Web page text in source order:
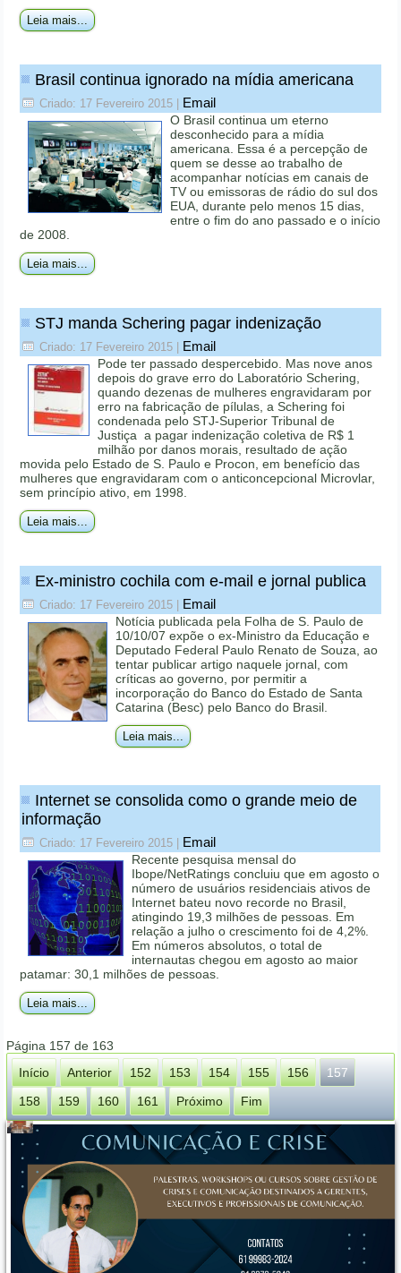
Leia mais...
Brasil continua ignorado na mídia americana
Criado: 17 Fevereiro 2015 Email
O Brasil continua um eterno
desconhecido para a mídia
americana. Essa é a percepção de
quem se desse ao trabalho de
acompanhar notícias em canais de
TV ou emissoras de rádio do sul dos
EUA, durante pelo menos 15 dias,
entre o fim do ano passado e o início
de 2008.
Leia mais...
STJ manda Schering pagar indenização
Criado: 17 Fevereiro 2015 Email
Pode ter passado despercebido. Mas nove anos
depois do grave erro do Laboratório Schering,
quando dezenas de mulheres engravidaram por
erro na fabricação de pílulas, a Schering foi
condenada pelo STJ-Superior Tribunal de
Justiça a pagar indenização coletiva de R$ 1
milhão por danos morais, resultado de ação
movida pelo Estado de S. Paulo e Procon, em benefício das
mulheres que engravidaram com o anticoncepcional Microvlar,
sem princípio ativo, em 1998.
Leia mais...
Ex-ministro cochila com e-mail e jornal publica
Criado: 17 Fevereiro 2015 Email
Notícia publicada pela Folha de S. Paulo de
10/10/07 expõe o ex-Ministro da Educação e
Deputado Federal Paulo Renato de Souza, ao
tentar publicar artigo naquele jornal, com
críticas ao governo, por permitir a
incorporação do Banco do Estado de Santa
Catarina (Besc) pelo Banco do Brasil.
Leia mais...
Internet se consolida como o grande meio de
informação
Criado: 17 Fevereiro 2015 Email
Recente pesquisa mensal do
Ibope/NetRatings concluiu que em agosto o
número de usuários residenciais ativos de
Internet bateu novo recorde no Brasil,
atingindo 19,3 milhões de pessoas. Em
relação a julho o crescimento foi de 4,2%.
Em números absolutos, o total de
internautas chegou em agosto ao maior
patamar: 30,1 milhões de pessoas.
Leia mais...
Página 157 de 163
Início
Anterior 152 153 154 155 156
157
158
159 160 161 Próximo Fim